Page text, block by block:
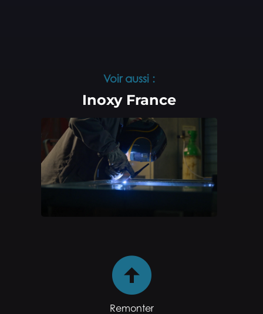
Voir aussi :
Inoxy France
Remonter